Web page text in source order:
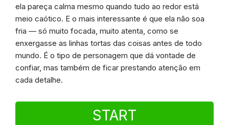
ela pareça calma mesmo quando tudo ao redor está
meio caótico. E o mais interessante é que ela não soa
fria — só muito focada, muito atenta, como se
enxergasse as linhas tortas das coisas antes de todo
mundo. É o tipo de personagem que dá vontade de
confiar, mas também de ficar prestando atenção em
cada detalhe.
START